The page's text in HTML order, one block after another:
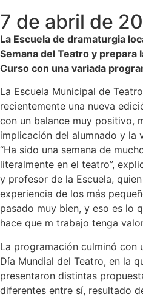
7 de abril de
La Escuela de dramaturgia
Semana del Teatro y prepara
Curso con una variada
La Escuela Municipal de
recientemente una nueva
con un balance muy positivo,
implicación del alumnado y la
“Ha sido una semana de
literalmente en el teatro”,
y profesor de la Escuela,
experiencia de los más
pasado muy bien, y eso es lo
hace que m trabajo tenga
La programación culminó con
Día Mundial del Teatro, en la
presentaron distintas
diferentes entre sí, resultado